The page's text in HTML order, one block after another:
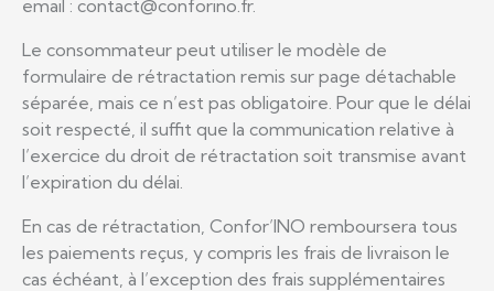
email : contact@conforino.fr.
Le consommateur peut utiliser le modèle de
formulaire de rétractation remis sur page détachable
séparée, mais ce n’est pas obligatoire. Pour que le délai
soit respecté, il suffit que la communication relative à
l’exercice du droit de rétractation soit transmise avant
l’expiration du délai.
En cas de rétractation, Confor’INO remboursera tous
les paiements reçus, y compris les frais de livraison le
cas échéant, à l’exception des frais supplémentaires